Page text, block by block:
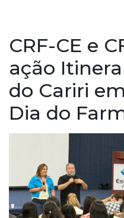
CRF-CE e
ação
do Cariri
Dia do